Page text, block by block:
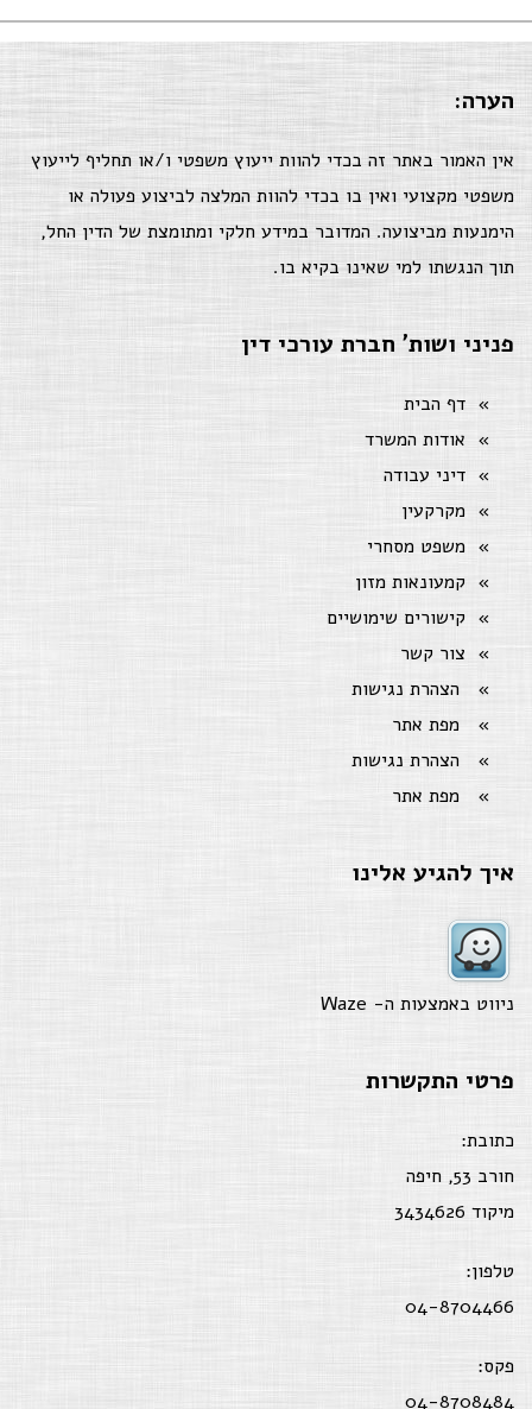
הערה:
אין האמור באתר זה בכדי להוות ייעוץ משפטי ו/או תחליף לייעוץ
משפטי מקצועי ואין בו בכדי להוות המלצה לביצוע פעולה או
הימנעות מביצועה. המדובר במידע חלקי ומתומצת של הדין החל,
תוך הנגשתו למי שאינו בקיא בו.
פניני ושות' חברת עורכי דין
דף הבית
אודות המשרד
דיני עבודה
מקרקעין
משפט מסחרי
קמעונאות מזון
קישורים שימושיים
צור קשר
הצהרת נגישות
מפת אתר
הצהרת נגישות
מפת אתר
איך להגיע אלינו
ניווט באמצעות ה- Waze
פרטי התקשרות
כתובת:
חורב 53, חיפה
מיקוד 3434626
טלפון:
04-8704466
פקס:
04-8708484